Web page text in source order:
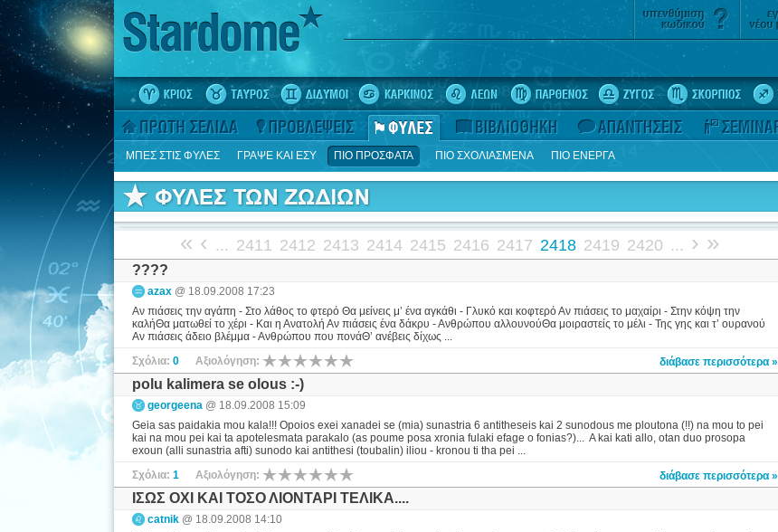
ΜΠΕΣ ΣΤΙΣ ΦΥΛΕΣ ΓΡΑΨΕ ΚΑΙ ΕΣΥ ΠΙΟ ΠΡΟΣΦΑΤΑ ΠΙΟ ΣΧΟΛΙΑΣΜΕΝΑ ΠΙΟ ΕΝΕΡΓΑ
« ‹ ... 2411 2412 2413 2414 2415 2416 2417 2418 2419 2420 ... › »
????
azax @ 18.09.2008 17:23
Αν πιάσεις την αγάπη - Στο λάθος το φτερό Θα μείνεις μ’ ένα αγκάθι - Γλυκό και κοφτερό Αν πιάσεις το μαχαίρι - Στην κόψη την
καλήΘα ματωθεί το χέρι - Και η Ανατολή Αν πιάσεις ένα δάκρυ - Ανθρώπου αλλουνούΘα μοιραστείς το μέλι - Της γης και τ’ ουρανού
Αν πιάσεις άδειο βλέμμα - Ανθρώπου που πονάΘ’ ανέβεις δίχως ...
διάβασε περισσότερα »
Σχόλια: 0 Αξιολόγηση:
polu kalimera se olous :-)
georgeena @ 18.09.2008 15:09
Geia sas paidakia mou kala!!! Opoios exei xanadei se (mia) sunastria 6 antitheseis kai 2 sunodous me ploutona (!!) na mou to pei
kai na mou pei kai ta apotelesmata parakalo (as poume posa xronia fulaki efage o fonias?)... A kai kati allo, otan duo prosopa
exoun (alli sunastria afti) sunodo kai antithesi (toubalin) iliou - kronou ti tha pei ...
διάβασε περισσότερα »
Σχόλια: 1 Αξιολόγηση:
ΙΣΩΣ ΟΧΙ ΚΑΙ ΤΟΣΟ ΛΙΟΝΤΑΡΙ ΤΕΛΙΚΑ....
catnik @ 18.09.2008 14:10